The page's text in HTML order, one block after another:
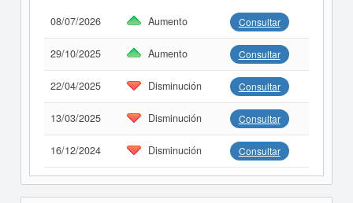
08/07/2026 Aumento Consultar
29/10/2025 Aumento Consultar
22/04/2025 Disminución Consultar
13/03/2025 Disminución Consultar
16/12/2024 Disminución Consultar